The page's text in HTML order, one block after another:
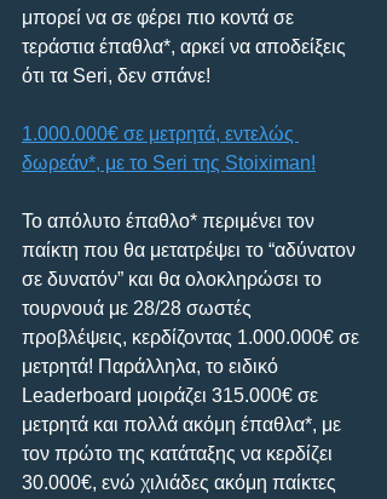
μπορεί να σε φέρει πιο κοντά σε
τεράστια έπαθλα*, αρκεί να αποδείξεις
ότι τα Seri, δεν σπάνε!
1.000.000€ σε μετρητά, εντελώς
δωρεάν*, με το Seri της Stoiximan!
Το απόλυτο έπαθλο* περιμένει τον
παίκτη που θα μετατρέψει το “αδύνατον
σε δυνατόν” και θα ολοκληρώσει το
τουρνουά με 28/28 σωστές
προβλέψεις, κερδίζοντας 1.000.000€ σε
μετρητά! Παράλληλα, το ειδικό
Leaderboard μοιράζει 315.000€ σε
μετρητά και πολλά ακόμη έπαθλα*, με
τον πρώτο της κατάταξης να κερδίζει
30.000€, ενώ χιλιάδες ακόμη παίκτες